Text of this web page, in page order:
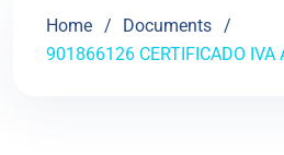
Home
Documents
901866126 CERTIFICADO IVA